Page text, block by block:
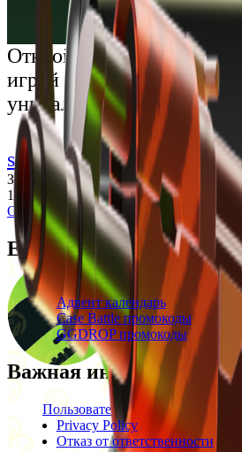
Українська
Открой мир премиальных
играй честно и
уникальными
support@cs-wiki.org
Заходя на этот сайт, вы
18 лет. Проблемы с азартными
Обратится за помощью
Ежедневные бонусы
Свежие промокоды
Адвент календарь
Case Battle промокоды
GGDROP промокоды
Важная информация
Пользовательское соглашение
Privacy Policy
Отказ от ответственности